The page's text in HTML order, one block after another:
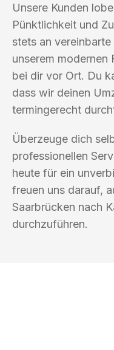
Unsere Kunden
Pünktlichkeit und
stets an
unserem modernen
bei dir vor Ort. Du
dass wir deinen
termingerecht
Überzeuge dich
professionellen
heute für ein
freuen uns darauf,
Saarbrücken nach
durchzuführen.